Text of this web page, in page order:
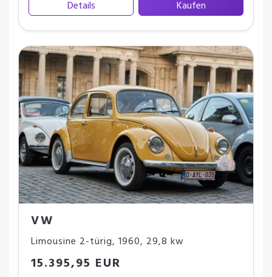
Details Kaufen
VW
Limousine 2-türig, 1960, 29,8 kw
15.395,95 EUR